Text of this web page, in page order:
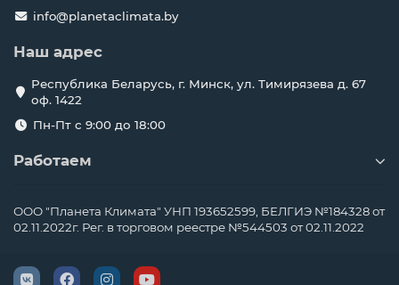
info@planetaclimata.by
Наш адрес
Республика Беларусь, г. Минск, ул. Тимирязева д. 67
оф. 1422
Пн-Пт с 9:00 до 18:00
Работаем
ООО "Планета Климата" УНП 193652599, БЕЛГИЭ №184328 от
02.11.2022г. Рег. в торговом реестре №544503 от 02.11.2022